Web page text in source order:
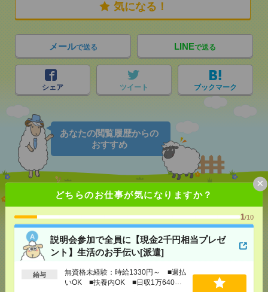
どちらのお仕事が気になりますか？
1/10
説明会参加で全員に【現金2千円相当プレゼ
ント】生活のお手伝い[派遣]
給与
無資格未経験：時給1330円～ ■週払
いOK ■扶養内OK ■日収1万640円
×
気になる！
メールで送る LINEで送る
シェア ツイート ブックマーク
あなたの閲覧履歴からの
おすすめ
説明会参加で全員に【現金2千円相当プレゼント】生
活のお手伝い[派遣]
[給 与]
OK ■扶養内OK ■日収1万640円以上
[交通費]
交通費全額支給